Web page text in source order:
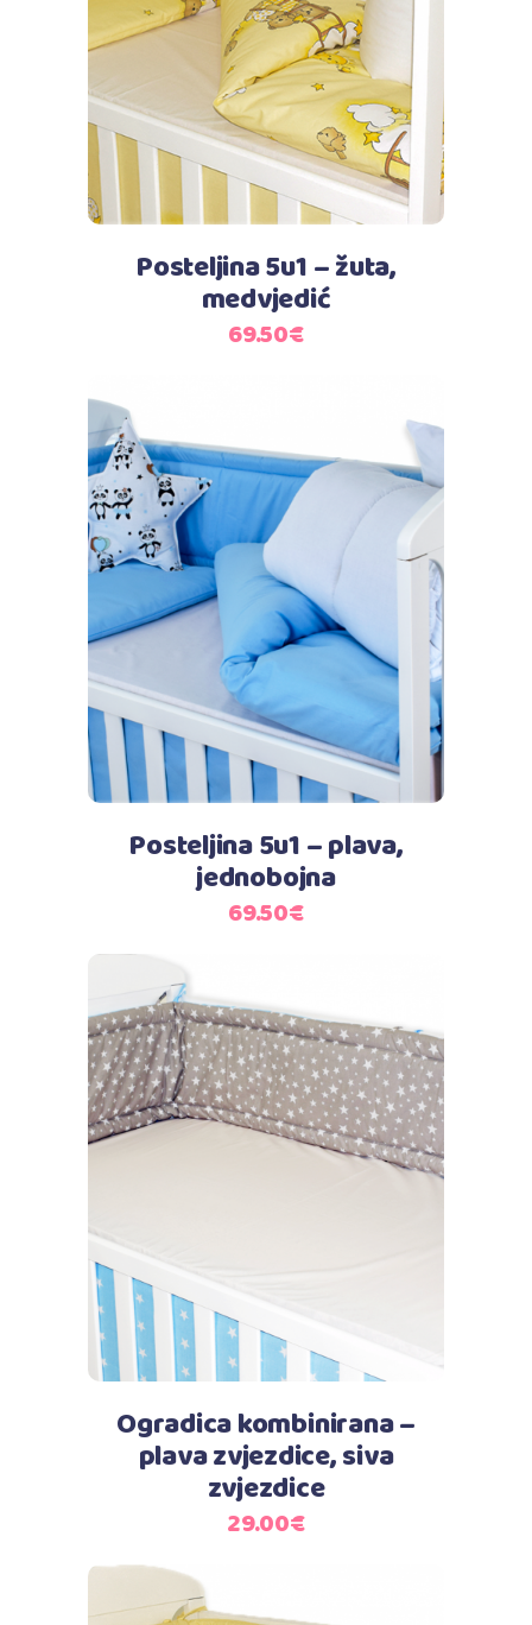
Dodaj u košaricu
Posteljina 5u1 – žuta,
medvjedić
69.50€
Dodaj u košaricu
Posteljina 5u1 – plava,
jednobojna
69.50€
Dodaj u košaricu
Ogradica kombinirana –
plava zvjezdice, siva
zvjezdice
29.00€